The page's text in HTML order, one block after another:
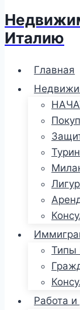
Италию
Главная
Турин
Работа и